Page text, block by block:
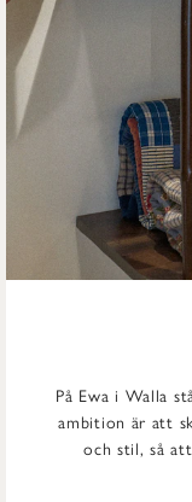
På Ewa i Walla
ambition är att
och stil, så